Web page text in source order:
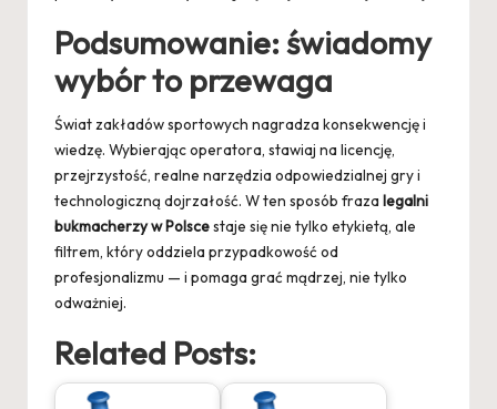
Podsumowanie: świadomy
wybór to przewaga
Świat zakładów sportowych nagradza konsekwencję i
wiedzę. Wybierając operatora, stawiaj na licencję,
przejrzystość, realne narzędzia odpowiedzialnej gry i
technologiczną dojrzałość. W ten sposób fraza legalni
bukmacherzy w Polscestaje się nie tylko etykietą, ale
filtrem, który oddziela przypadkowość od
profesjonalizmu — i pomaga grać mądrzej, nie tylko
odważniej.
Related Posts: